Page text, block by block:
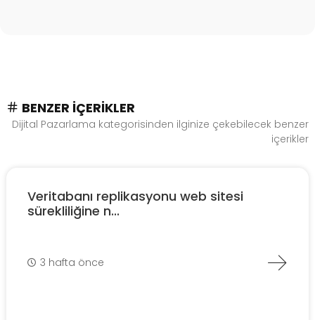
BENZER İÇERIKLER
Dijital Pazarlama kategorisinden ilginize çekebilecek benzer
içerikler
Veritabanı replikasyonu web sitesi
sürekliliğine n...
3 hafta önce